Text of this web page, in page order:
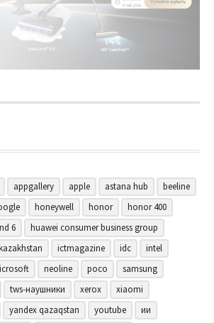
appgallery apple astana hub
beeline
honeywell honor
honor 400
6
huawei consumer business group
ictmagazine idc
intel
neoline poco
samsung
tws-наушники xerox
xiaomi
yandex qazaqstan youtube
ии